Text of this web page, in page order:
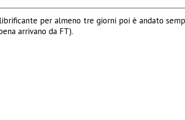
per almeno tre giorni poi è andato
arrivano da FT).